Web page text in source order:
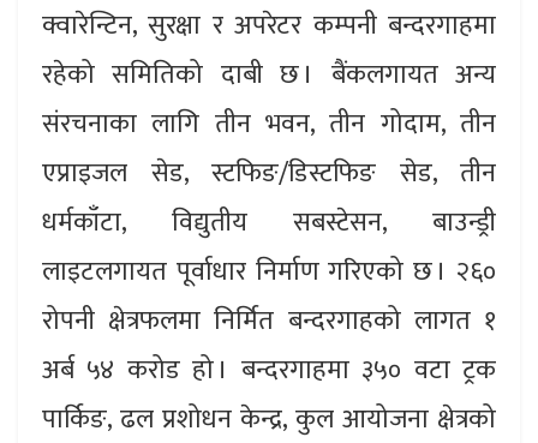
क्वारेन्टिन, सुरक्षा र अपरेटर कम्पनी बन्दरगाहमा
रहेको समितिको दाबी छ । बैंकलगायत अन्य
संरचनाका लागि तीन भवन, तीन गोदाम, तीन
एप्राइजल सेड, स्टफिङ/डिस्टफिङ सेड, तीन
धर्मकाँटा, विद्युतीय सबस्टेसन, बाउन्ड्री
लाइटलगायत पूर्वाधार निर्माण गरिएको छ । २६०
रोपनी क्षेत्रफलमा निर्मित बन्दरगाहको लागत १
अर्ब ५४ करोड हो । बन्दरगाहमा ३५० वटा ट्रक
पार्किङ, ढल प्रशोधन केन्द्र, कुल आयोजना क्षेत्रको